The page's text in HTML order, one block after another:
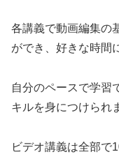
各講義で動画編集の
ができ、好きな時間
自分のペースで学習
キルを身につけられ
ビデオ講義は全部で